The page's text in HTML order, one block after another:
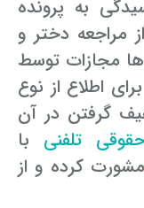
به پرونده
مراجعه دختر و
مجازات توسط
اطلاع از نوع
گرفتن در آن
تلفنی با
مشورت کرده و از